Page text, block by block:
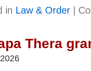
in Law & Order|
Thera